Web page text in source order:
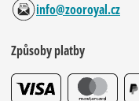
info@zooroyal.cz
Způsoby platby